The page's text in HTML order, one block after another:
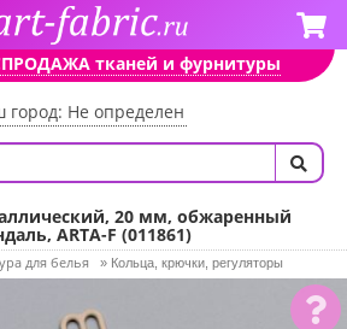
тканей и фурнитуры
город: Не определен
20 мм, обжаренный
ARTA-F (011861)
для белья » Кольца, крючки, регуляторы